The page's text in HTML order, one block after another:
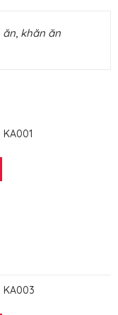
ăn, khăn ăn
KA003